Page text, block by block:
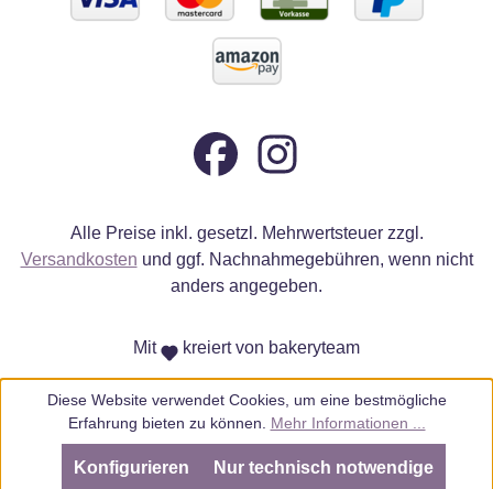
Alle Preise inkl. gesetzl. Mehrwertsteuer zzgl.
Versandkosten und ggf. Nachnahmegebühren, wenn nicht
anders angegeben.
Mit kreiert von bakeryteam
Diese Website verwendet Cookies, um eine bestmögliche
Erfahrung bieten zu können. Mehr Informationen ...
Nur technisch notwendige
Konfigurieren